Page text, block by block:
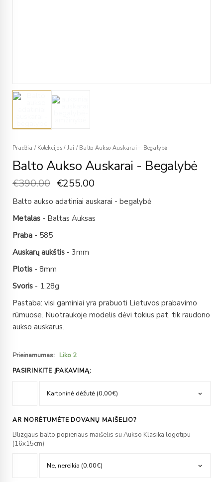
Pradžia / Kolekcijos / Jai /Balto Aukso Auskarai – Begalybė
Balto Aukso Auskarai - Begalybė
€390.00 €255.00
Balto aukso adatiniai auskarai - begalybė
Metalas - Baltas Auksas
Praba - 585
Auskarų aukštis - 3mm
Plotis - 8mm
Svoris - 1,28g
Pastaba: visi gaminiai yra prabuoti Lietuvos prabavimo
rūmuose. Nuotraukoje modelis dėvi tokius pat, tik raudono
aukso auskarus.
Prieinamumas: Liko 2
PASIRINKITE ĮPAKAVIMĄ:
AR NORĖTUMĖTE DOVANŲ MAIŠELIO?
Blizgaus balto popieriaus maišelis su Aukso Klasika logotipu
(16x15cm)